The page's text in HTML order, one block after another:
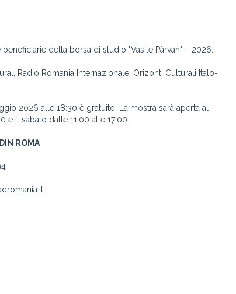
della borsa di studio "Vasile Pârvan" – 2026.
Radio Romania Internazionale, Orizonti Culturali Italo-
2026 alle 18:30 è gratuito. La mostra sarà aperta al
il sabato dalle 11:00 alle 17:00.
ROMA